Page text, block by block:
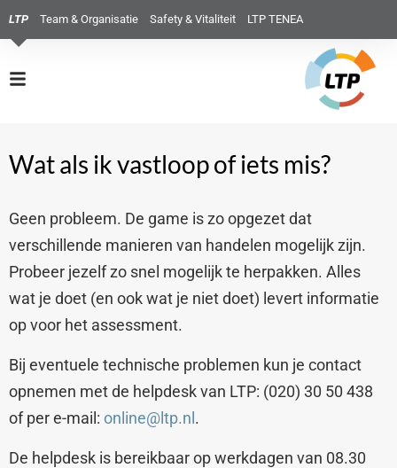
LTP Team & Organisatie Safety & Vitaliteit LTP TENEA
Wat als ik vastloop of iets mis?
Geen probleem. De game is zo opgezet dat
verschillende manieren van handelen mogelijk zijn.
Probeer jezelf zo snel mogelijk te herpakken. Alles
wat je doet (en ook wat je niet doet) levert informatie
op voor het assessment.
Bij eventuele technische problemen kun je contact
opnemen met de helpdesk van LTP: (020) 30 50 438
of per e-mail: online@ltp.nl .
De helpdesk is bereikbaar op werkdagen van 08.30